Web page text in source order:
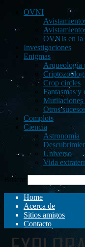
OVNI
OVNIs en la
Investigaciones
Enigmas
Arqueología
Crop circles
Fantasmas y
Mutilaciones
Otros
Complots
Ciencia
Astronomía
Universo
Vida
Buscar
Home
Acerca de
Sitios amigos
Contacto